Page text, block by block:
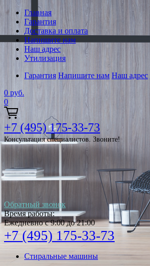
Главная
Гарантия
Доставка и оплата
Напишите нам
Наш адрес
Утилизация
Гарантия Напишите нам Наш адрес
0 руб.
0
+7 (495) 175-33-73
Консультация специалистов. Звоните!
Обратный звонок
Время работы:
Ежедневно с 9:00 до 21:00
+7 (495) 175-33-73
Стиральные машины